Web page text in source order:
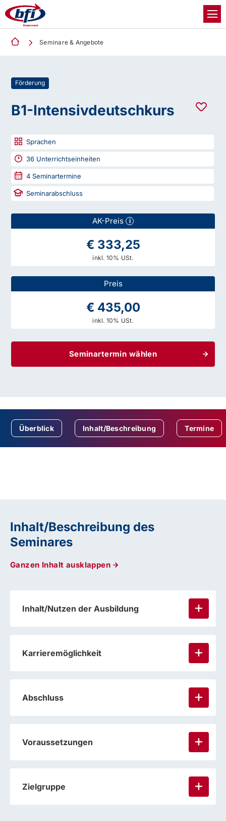
Seminare & Angebote
Förderung
B1-Intensivdeutschkurs
Sprachen
36 Unterrichtseinheiten
4 Seminartermine
Seminarabschluss
AK-Preis i
€ 333,25
inkl. 10% USt.
Preis
€ 435,00
inkl. 10% USt.
Seminartermin wählen
Überblick Inhalt/Beschreibung Termine
Inhalt/Beschreibung des
Seminares
Ganzen Inhalt ausklappen
Inhalt/Nutzen der Ausbildung
Karrieremöglichkeit
Abschluss
Voraussetzungen
Zielgruppe